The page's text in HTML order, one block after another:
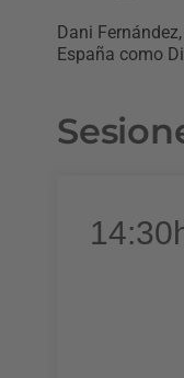
Dani
España como